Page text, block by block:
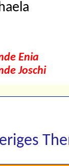
Enia
Joschi